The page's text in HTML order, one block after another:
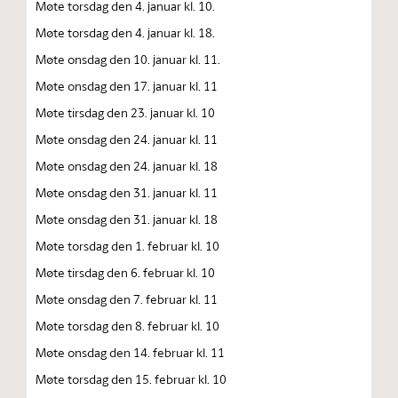
Møte torsdag den 4. januar kl. 10.
Møte torsdag den 4. januar kl. 18.
Møte onsdag den 10. januar kl. 11.
Møte onsdag den 17. januar kl. 11
Møte tirsdag den 23. januar kl. 10
Møte onsdag den 24. januar kl. 11
Møte onsdag den 24. januar kl. 18
Møte onsdag den 31. januar kl. 11
Møte onsdag den 31. januar kl. 18
Møte torsdag den 1. februar kl. 10
Møte tirsdag den 6. februar kl. 10
Møte onsdag den 7. februar kl. 11
Møte torsdag den 8. februar kl. 10
Møte onsdag den 14. februar kl. 11
Møte torsdag den 15. februar kl. 10